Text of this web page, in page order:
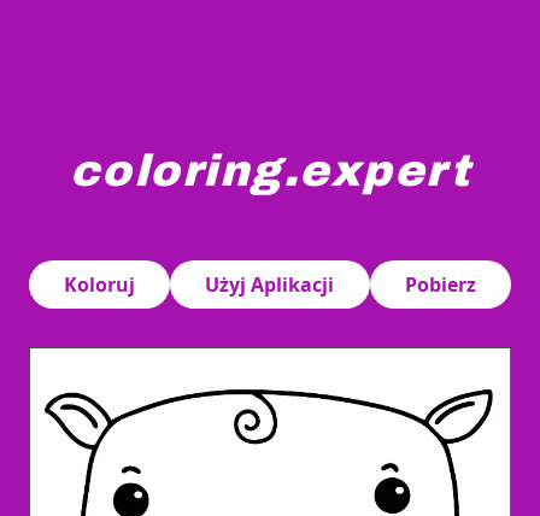
coloring.expert
Koloruj
Użyj Aplikacji Pobierz